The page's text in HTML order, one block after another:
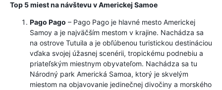
Top 5 miest na návštevu v Americkej Samoe
Pago Pago – Pago Pago je hlavné mesto Americkej
Samoy a je najväčším mestom v krajine. Nachádza sa
na ostrove Tutuila a je obľúbenou turistickou destináciou
vďaka svojej úžasnej scenérii, tropickému podnebiu a
priateľským miestnym obyvateľom. Nachádza sa tu
Národný park Americká Samoa, ktorý je skvelým
miestom na objavovanie jedinečnej divočiny a morského